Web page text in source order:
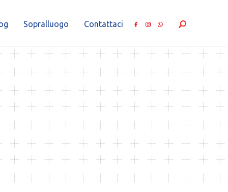
Sopralluogo Contattaci